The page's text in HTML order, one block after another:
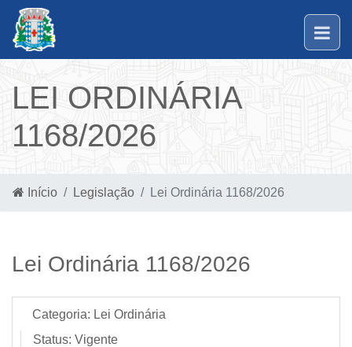
LEI ORDINÁRIA
1168/2026
Início Legislação Lei Ordinária 1168/2026
Lei Ordinária 1168/2026
Categoria: Lei Ordinária
Status: Vigente